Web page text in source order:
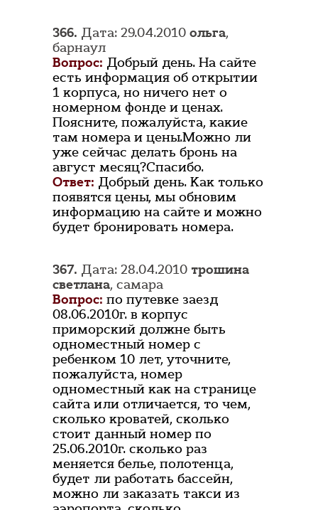
366. Дата: 29.04.2010 ольга,
барнаул
Вопрос: Добрый день. На сайте
есть информация об открытии
1 корпуса, но ничего нет о
номерном фонде и ценах.
Поясните, пожалуйста, какие
там номера и цены.Можно ли
уже сейчас делать бронь на
август месяц?Спасибо.
Ответ: Добрый день. Как только
появятся цены, мы обновим
информацию на сайте и можно
будет бронировать номера.
367. Дата: 28.04.2010 трошина
светлана, самара
Вопрос: по путевке заезд
08.06.2010г. в корпус
приморский должне быть
одноместный номер с
ребенком 10 лет, уточните,
пожалуйста, номер
одноместный как на странице
сайта или отличается, то чем,
сколько кроватей, сколько
стоит данный номер по
25.06.2010г. сколько раз
меняется белье, полотенца,
будет ли работать бассейн,
можно ли заказать такси из